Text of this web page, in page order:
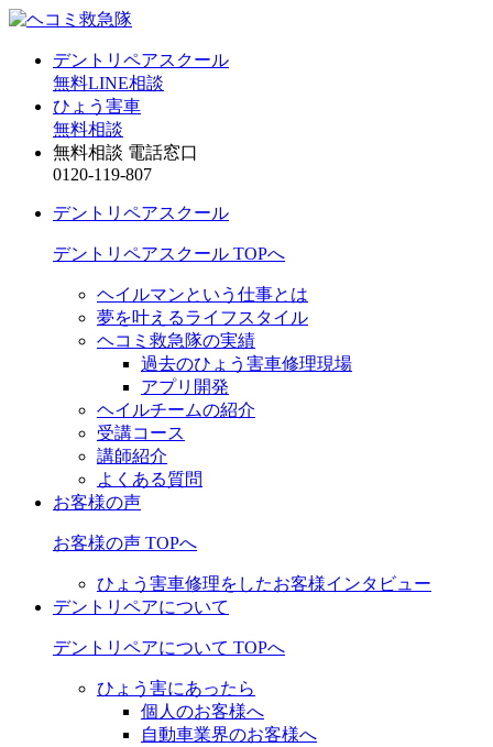
デントリペアスクール
無料LINE相談
ひょう害車
無料相談
無料相談 電話窓口
0120-119-807
デントリペアスクール
デントリペアスクール TOPへ
ヘイルマンという仕事とは
夢を叶えるライフスタイル
ヘコミ救急隊の実績
過去のひょう害車修理現場
アプリ開発
ヘイルチームの紹介
受講コース
講師紹介
よくある質問
お客様の声
お客様の声 TOPへ
ひょう害車修理をしたお客様インタビュー
デントリペアについて
デントリペアについて TOPへ
ひょう害にあったら
個人のお客様へ
自動車業界のお客様へ